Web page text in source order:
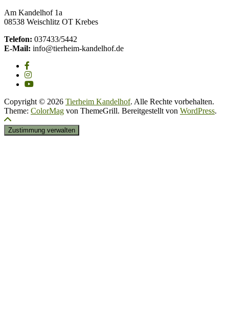
Am Kandelhof 1a
08538 Weischlitz OT Krebes
Telefon: 037433/5442
E-Mail: info@tierheim-kandelhof.de
Copyright © 2026 Tierheim Kandelhof. Alle Rechte vorbehalten.
Theme: ColorMag von ThemeGrill. Bereitgestellt von WordPress.
Zustimmung verwalten